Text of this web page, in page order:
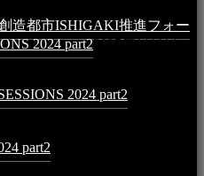
造都市ISHIGAKI推進フォー
2024 part22025年1月1日 -
2024 part2
part2